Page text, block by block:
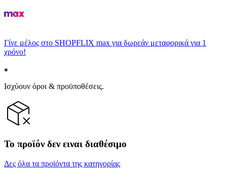
Γίνε μέλος στο SHOPFLIX max για δωρεάν μεταφορικά για 1
χρόνο!
Ισχύουν όροι & προϋποθέσεις.
Το προϊόν δεν ειναι διαθέσιμο
Δες όλα τα προϊόντα της κατηγορίας